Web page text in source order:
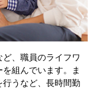
、職員のライフワ
組んでいます。ま
うなど、長時間勤